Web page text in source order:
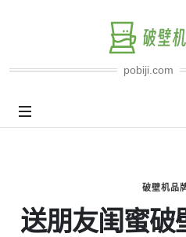
pobiji.com
破壁机品
送朋友闺蜜破